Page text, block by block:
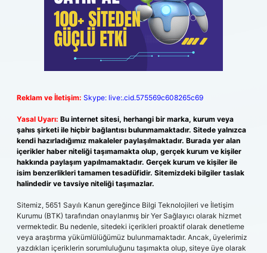
Reklam ve İletişim: Skype: live:.cid.575569c608265c69
Yasal Uyarı: Bu internet sitesi, herhangi bir marka, kurum veya
şahıs şirketi ile hiçbir bağlantısı bulunmamaktadır. Sitede yalnızca
kendi hazırladığımız makaleler paylaşılmaktadır. Burada yer alan
içerikler haber niteliği taşımamakta olup, gerçek kurum ve kişiler
hakkında paylaşım yapılmamaktadır. Gerçek kurum ve kişiler ile
isim benzerlikleri tamamen tesadüfidir. Sitemizdeki bilgiler taslak
halindedir ve tavsiye niteliği taşımazlar.
Sitemiz, 5651 Sayılı Kanun gereğince Bilgi Teknolojileri ve İletişim
Kurumu (BTK) tarafından onaylanmış bir Yer Sağlayıcı olarak hizmet
vermektedir. Bu nedenle, sitedeki içerikleri proaktif olarak denetleme
veya araştırma yükümlülüğümüz bulunmamaktadır. Ancak, üyelerimiz
yazdıkları içeriklerin sorumluluğunu taşımakta olup, siteye üye olarak